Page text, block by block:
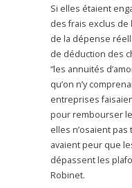
Si elles étaient
des frais exclus de
de la dépense
de déduction des
“les annuités
qu’on n’y
entreprises
pour rembourser
elles n’osaient
avaient peur que
dépassent les
Robinet.